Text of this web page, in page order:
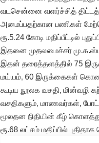
வடசென்னை வளர்ச்சித்
அமைப்பதற்கான பணிகள்
ரூ.5.24 கோடி மதிப்பீட்டில்
இதனை முதலமைச்சர்
இதன் தரைத்தளத்தில் 75
மய்யம், 60 இருக்கைகள்
கூடிய நூலக வசதி,
வசதிகளும், மாணவர்கள்,
மூலதன நிதியின் கீழ்
ரூ.68 லட்சம் மதிப்பில்